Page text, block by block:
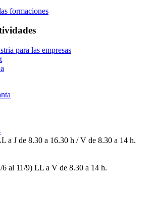
formaciones
para las empresas
a J de 8.30 a 16.30 h / V de 8.30 a 14 h.
al 11/9) LL a V de 8.30 a 14 h.